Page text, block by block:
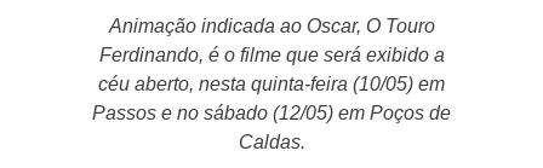
Animação indicada ao Oscar, O Touro
Ferdinando, é o filme que será exibido a
céu aberto, nesta quinta-feira (10/05) em
Passos e no sábado (12/05) em Poços de
Caldas.